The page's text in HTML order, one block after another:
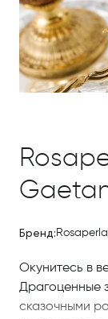
Бренд:
Окунитесь в
Драгоценные
сказочными